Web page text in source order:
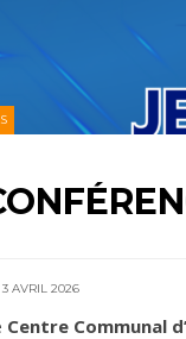
3 AVRIL 2026
Centre Communal